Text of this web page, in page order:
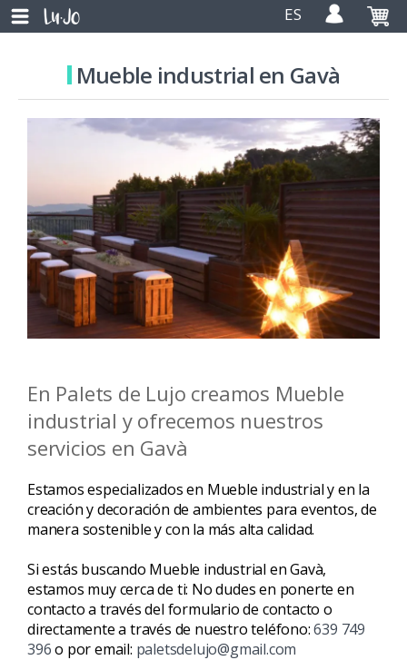
ES
Mueble industrial en Gavà
En Palets de Lujo creamos Mueble
industrial y ofrecemos nuestros
servicios en Gavà
Estamos especializados en Mueble industrial y en la
creación y decoración de ambientes para eventos, de
manera sostenible y con la más alta calidad.
Si estás buscando Mueble industrial en Gavà,
estamos muy cerca de ti: No dudes en ponerte en
contacto a través del formulario de contacto o
directamente a través de nuestro teléfono:639 749
396o por email: paletsdelujo@gmail.com